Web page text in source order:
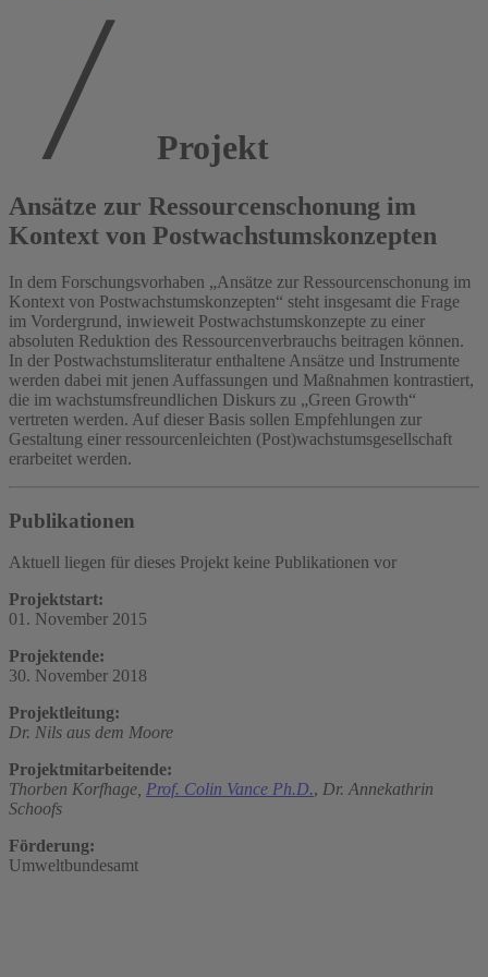
Projekt
Ansätze zur Ressourcenschonung im
Kontext von Postwachstumskonzepten
In dem Forschungsvorhaben „Ansätze zur Ressourcenschonung im
Kontext von Postwachstumskonzepten“ steht insgesamt die Frage
im Vordergrund, inwieweit Postwachstumskonzepte zu einer
absoluten Reduktion des Ressourcenverbrauchs beitragen können.
In der Postwachstumsliteratur enthaltene Ansätze und Instrumente
werden dabei mit jenen Auffassungen und Maßnahmen kontrastiert,
die im wachstumsfreundlichen Diskurs zu „Green Growth“
vertreten werden. Auf dieser Basis sollen Empfehlungen zur
Gestaltung einer ressourcenleichten (Post)wachstumsgesellschaft
erarbeitet werden.
Publikationen
Aktuell liegen für dieses Projekt keine Publikationen vor
Projektstart:
01. November 2015
Projektende:
30. November 2018
Projektleitung:
Dr. Nils aus dem Moore
Projektmitarbeitende:
Thorben Korfhage, Prof. Colin Vance Ph.D., Dr. Annekathrin
Schoofs
Förderung:
Umweltbundesamt